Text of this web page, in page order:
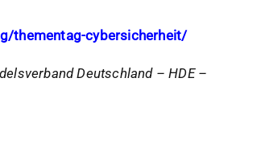
thementag-cybersicherheit/
Deutschland – HDE –